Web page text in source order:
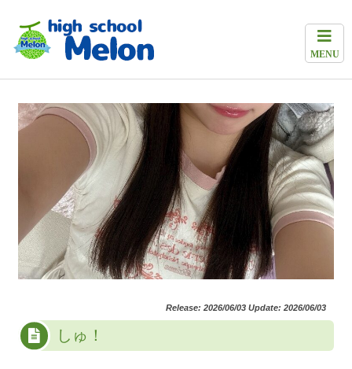
MENU
Release: 2026/06/03 Update: 2026/06/03
しゅ！